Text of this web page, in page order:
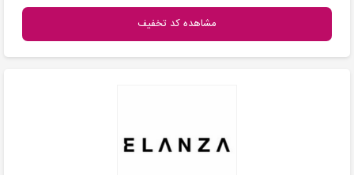
مشاهده کد تخفیف